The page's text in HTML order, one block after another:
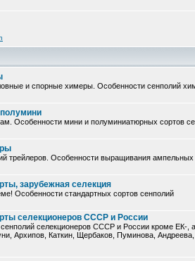
и спорные химеры. Особенности сенполий
Особенности мини и полуминиатюрных сортов
трейлеров. Особенности выращивания
зарубежная селекция
Особенности стандартных сортов сенполий
селекционеров СССР и России
селекционеров СССР и России кроме ЕК-,
Архипов, Каткин, Щербаков, Пуминова,